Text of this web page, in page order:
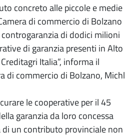
concreto alle piccole e medie
di commercio di Bolzano
di dodici milioni
di garanzia presenti in Alto
Italia”, informa il
di commercio di Bolzano, Michl
le cooperative per il 45
garanzia da loro concessa
di un contributo provinciale non